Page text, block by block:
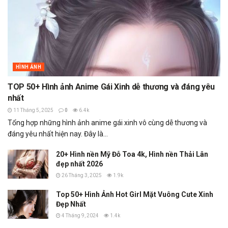
HÌNH ẢNH
TOP 50+ Hình ảnh Anime Gái Xinh dễ thương và đáng yêu
nhất
11 Tháng 5, 2025 0 6.4k
Tổng hợp những hình ảnh anime gái xinh vô cùng dễ thương và
đáng yêu nhất hiện nay. Đây là...
20+ Hình nền Mỹ Đỗ Toa 4k, Hình nền Thải Lân
đẹp nhất 2026
26 Tháng 3, 2025 1.9k
Top 50+ Hình Ảnh Hot Girl Mặt Vuông Cute Xinh
Đẹp Nhất
4 Tháng 9, 2024 1.4k